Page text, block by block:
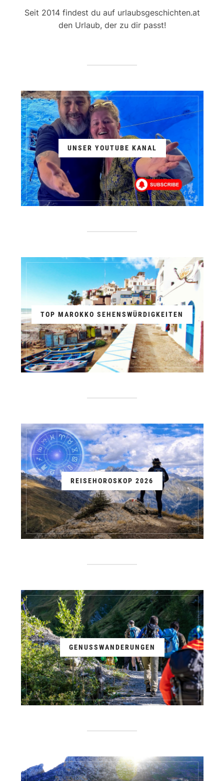
Seit 2014 findest du auf urlaubsgeschichten.at
den Urlaub, der zu dir passt!
UNSER YOUTUBE KANAL
TOP MAROKKO SEHENSWÜRDIGKEITEN
REISEHOROSKOP 2026
GENUSSWANDERUNGEN